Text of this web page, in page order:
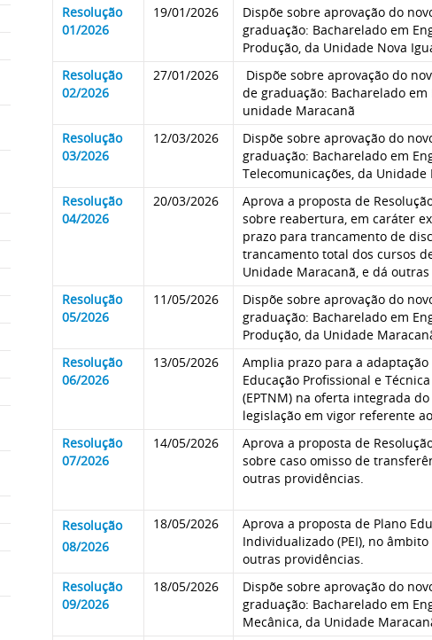
Resolução
01/2026
19/01/2026
Dispõe sobre aprovação do
graduação: Bacharelado em
Produção, da Unidade Nova
Resolução
02/2026
27/01/2026
Dispõe sobre aprovação do
de graduação: Bacharelado em
unidade Maracanã
Resolução
03/2026
12/03/2026
Dispõe sobre aprovação do
graduação: Bacharelado em
Telecomunicações, da Unidade
Resolução
04/2026
20/03/2026
Aprova a proposta de
sobre reabertura, em caráter
prazo para trancamento de
trancamento total dos cursos
Unidade Maracanã, e dá
Resolução
05/2026
11/05/2026
Dispõe sobre aprovação do
graduação: Bacharelado em
Produção, da Unidade
Resolução
06/2026
13/05/2026
Amplia prazo para a adaptação
Educação Profissional e
(EPTNM) na oferta integrada do
legislação em vigor referente
Resolução
07/2026
14/05/2026
Aprova a proposta de
sobre caso omisso de
outras providências.
Resolução
08/2026
18/05/2026
Aprova a proposta de Plano
Individualizado (PEI), no âmbito
outras providências.
Resolução
09/2026
18/05/2026
Dispõe sobre aprovação do
graduação: Bacharelado em
Mecânica, da Unidade